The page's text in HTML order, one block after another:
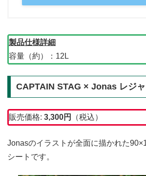
製品仕様詳細
容量（約）：12L
CAPTAIN STAG × Jonas レジ
販売価格: 3,300円 （税込）
Jonasのイラストが全面に描かれた
シートです。